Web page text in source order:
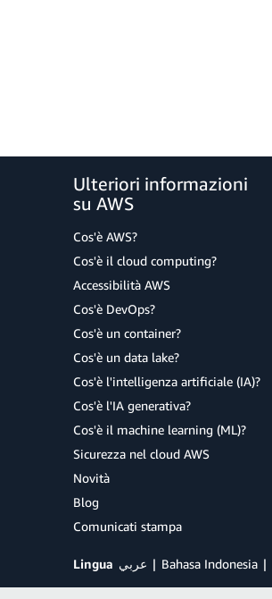
Ulteriori informazioni
su AWS
Cos'è AWS?
Cos'è il cloud computing?
Accessibilità AWS
Cos'è DevOps?
Cos'è un container?
Cos'è un data lake?
Cos'è l'intelligenza artificiale (IA)?
Cos'è l'IA generativa?
Cos'è il machine learning (ML)?
Sicurezza nel cloud AWS
Novità
Blog
Comunicati stampa
Lingua عربي Bahasa Indonesia